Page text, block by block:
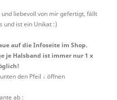
liebevoll von mir gefertigt, fällt
und ist ein Unikat :)
auf die Infoseite im Shop.
je Halsband ist immer nur 1 x
den Pfeil ↓ öffnen
ab :